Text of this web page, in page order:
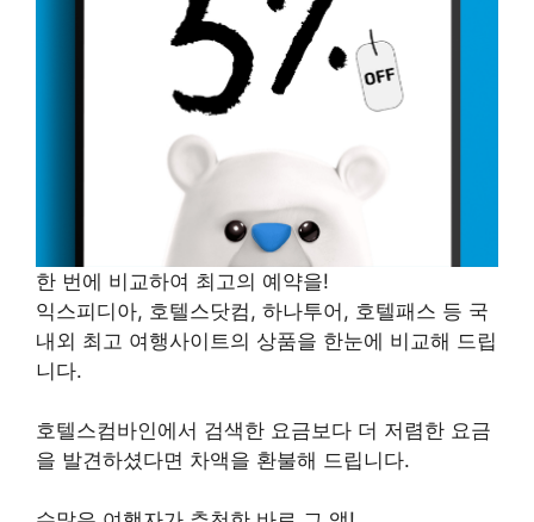
한 번에 비교하여 최고의 예약을!
익스피디아, 호텔스닷컴, 하나투어, 호텔패스 등 국
내외 최고 여행사이트의 상품을 한눈에 비교해 드립
니다.
호텔스컴바인에서 검색한 요금보다 더 저렴한 요금
을 발견하셨다면 차액을 환불해 드립니다.